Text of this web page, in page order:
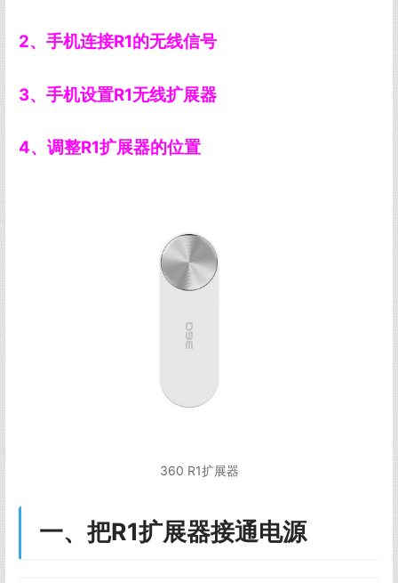
2、手机连接R1的无线信号
3、手机设置R1无线扩展器
4、调整R1扩展器的位置
360 R1扩展器
一、把R1扩展器接通电源